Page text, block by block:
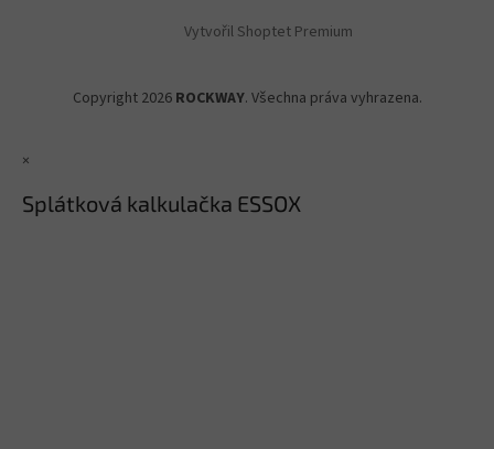
Vytvořil Shoptet Premium
Copyright 2026 ROCKWAY. Všechna práva vyhrazena.
×
Splátková kalkulačka ESSOX